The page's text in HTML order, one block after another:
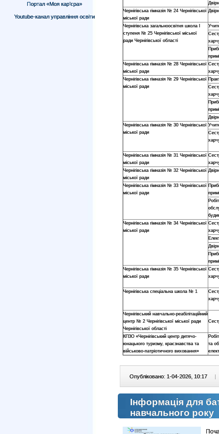
Портал «Моя кар’єра»
Youtube-канал управління освіти
Чернігівська гімназія № 24 Чернігівської
міської ради
Чернігівська загальноосвітня школа І
ступеня № 25 Чернігівської міської
ради Чернігівської області
Чернігівська гімназія № 28 Чернігівської
міської ради
Чернігівська гімназія № 29 Чернігівської
міської ради
Чернігівська гімназія № 30 Чернігівської
міської ради
Чернігівська гімназія № 31 Чернігівської
міської ради
Чернігівська гімназія № 32 Чернігівської
міської ради
Чернігівська гімназія № 33 Чернігівської
міської ради
Чернігівська гімназія № 34 Чернігівської
міської ради
Чернігівська гімназія № 35 Чернігівської
міської ради
Чернігівська спеціальна школа № 1
Чернігівський навчально-реабілітаційний
центр № 2 Чернігівської міської ради
Чернігівської області
КПЗО «Чернігівський центр дитячо-
юнацького туризму, краєзнавства та
військово-патріотичного виховання»
та
Опубліковано: 1-04-2026, 10:17 |
Інформація для
навчального року